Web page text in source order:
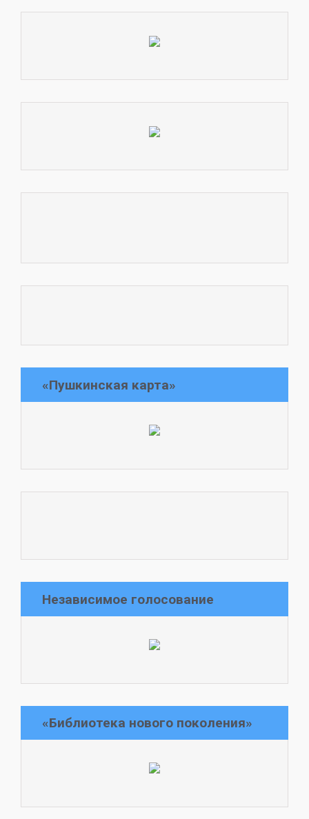
«Пушкинская карта»
Независимое голосование
«Библиотека нового поколения»